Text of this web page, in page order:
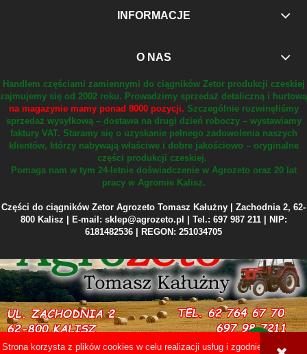
Strona korzysta z plików cookies w celu realizacji usług i zgodnie z
INFORMACJE
O NAS
Handlem częściami zamiennymi do ciągników Zetor produkcji czeskiej
zajmujemy się od 2002 roku. Prowadzimy sprzedaż detaliczną i hurtową
na magazynie mamy ponad 8000 pozycji. Szczególnie rozwinęliśmy
sprzedaż wysyłkową – dostawa na drugi dzień roboczy – wystawiamy
faktury VAT. Staramy się o uzyskanie pełnego zadowolenia naszych
klientów, którzy nabywają właściwe i dobre jakościowo – oryginalne
części produkcji czeskiej.
Pomaga nam w tym 24-letnie doświadczenie w Agrozeto oraz 20 lat
pracy w Agromie Kalisz.
Części do ciągników Zetor Agrozeto Tomasz Kałużny | Zachodnia 2, 62-
800 Kalisz | E-mail: sklep@agrozeto.pl | Tel.: 697 987 211 | NIP:
6181482536 | REGON: 251034705